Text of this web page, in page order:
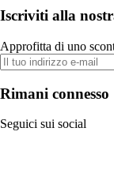
Iscriviti alla
Approfitta di uno
Rimani connesso
Seguici sui social